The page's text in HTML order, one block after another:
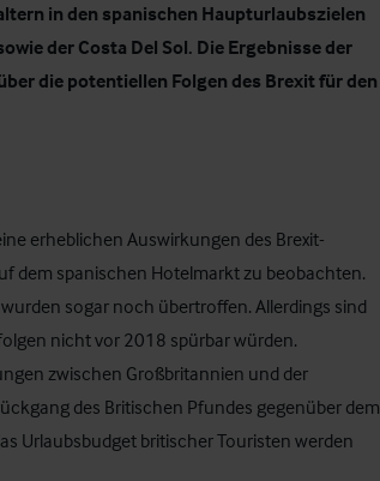
in den spanischen Haupturlaubszielen
der Costa Del Sol. Die Ergebnisse der
die potentiellen Folgen des Brexit für den
erheblichen Auswirkungen des Brexit-
dem spanischen Hotelmarkt zu beobachten.
sogar noch übertroffen. Allerdings sind
nicht vor 2018 spürbar würden.
zwischen Großbritannien und der
des Britischen Pfundes gegenüber dem
Urlaubsbudget britischer Touristen werden